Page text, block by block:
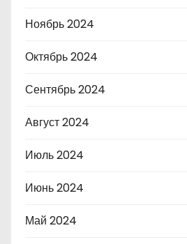
Ноябрь 2024
Октябрь 2024
Сентябрь 2024
Август 2024
Июль 2024
Июнь 2024
Май 2024